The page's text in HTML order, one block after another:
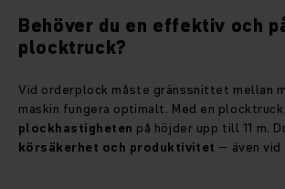
Behöver du en effektiv och
plocktruck?
Vid orderplock måste gränssnittet mellan
maskin fungera optimalt. Med en
plockhastigheten på höjder upp till 11 m.
körsäkerhet och produktivitet – även